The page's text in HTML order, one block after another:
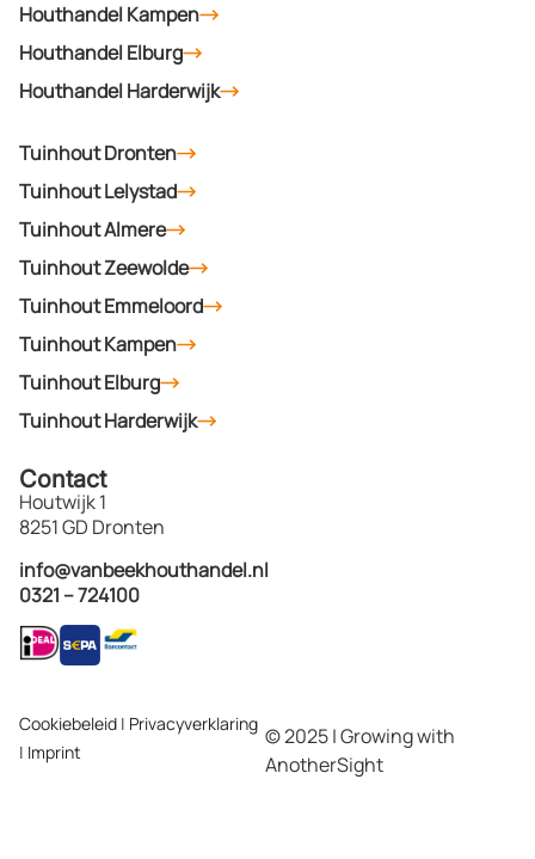
Houthandel Kampen
Houthandel Elburg
Houthandel Harderwijk
Tuinhout Dronten
Tuinhout Lelystad
Tuinhout Almere
Tuinhout Zeewolde
Tuinhout Emmeloord
Tuinhout Kampen
Tuinhout Elburg
Tuinhout Harderwijk
Contact
Houtwijk 1
8251 GD Dronten
info@vanbeekhouthandel.nl
0321 – 724100
© 2025 | Growing with
AnotherSight
Cookiebeleid | Privacyverklaring
| Imprint